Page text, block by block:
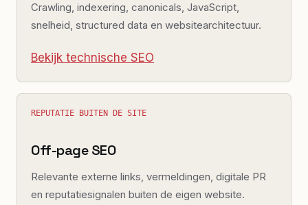
Crawling, indexering, canonicals, JavaScript,
snelheid, structured data en websitearchitectuur.
Bekijk technische SEO
REPUTATIE BUITEN DE SITE
Off-page SEO
Relevante externe links, vermeldingen, digitale PR
en reputatiesignalen buiten de eigen website.